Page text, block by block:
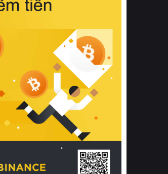
sản phẩm đạt chuẩn chất lượng quốc
tế còn giúp ngăn ngừa tình trạng kích
khuẩn và nấm mốc trong điều kiện
thời tiết nóng ẩm. Bạn có thể tìm hiểu
thêm các nghiên cứu khoa học về tác
động của giấc ngủ và môi trường
phòng ngủ đối với sức khỏe con
người tại Sleep Foundation (External
Link) để có cái nhìn toàn diện hơn.
2. Các tiêu chí vàng khi lựa chọn
chăn ga gối đệm cao cấp cho phòng
ngủ
Để sở hữu một bộ chăn ga gối đệm
cao cấp hoàn hảo cả về thẩm mỹ lẫn
công năng, người tiêu dùng cần cân
nhắc kỹ lưỡng các tiêu chí quan trọng